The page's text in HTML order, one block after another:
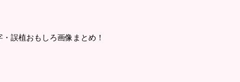
誤植おもしろ画像まとめ！